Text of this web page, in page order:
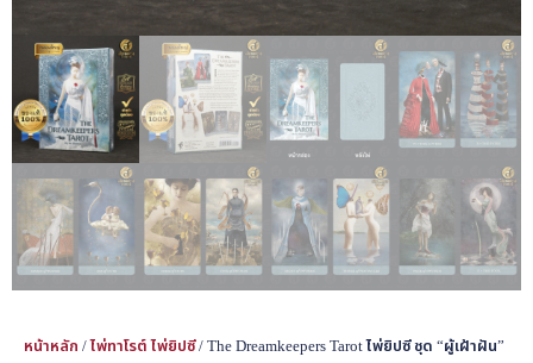
หน้าหลัก /ไพ่ทาโรต์ ไพ่ยิปซี/ The Dreamkeepers Tarot ไพ่ยิปซี ชุด “ผู้เฝ้าฝัน”